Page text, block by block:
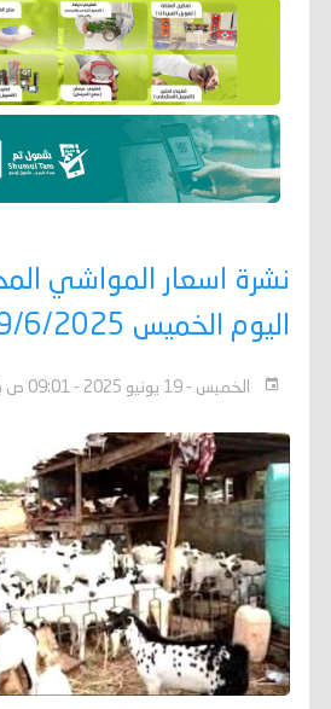
نشرة اسعار المواشي
اليوم الخميس 19/6/2025
الخميس - 19 يونيو 2025 - 09:01 ص بتوقيت عدن